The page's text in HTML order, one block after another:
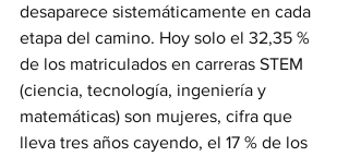
desaparece sistemáticamente en cada
etapa del camino. Hoy solo el 32,35 %
de los matriculados en carreras STEM
(ciencia, tecnología, ingeniería y
matemáticas) son mujeres, cifra que
lleva tres años cayendo, el 17 % de los